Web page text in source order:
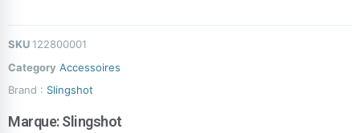
SKU 122800001
Category Accessoires
Brand : Slingshot
Marque:Slingshot